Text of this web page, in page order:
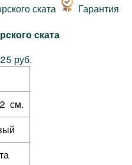
Гарантия
ската
руб.
см.